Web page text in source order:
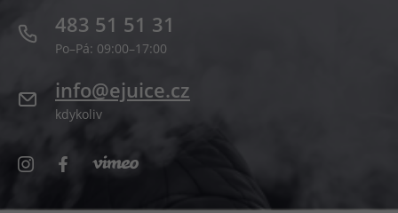
483 51 51 31
Po–Pá: 09:00–17:00
info@ejuice.cz
kdykoliv